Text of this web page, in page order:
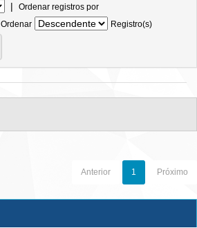
| Ordenar registros por
Ordenar
Registro(s)
Anterior 1 Próximo